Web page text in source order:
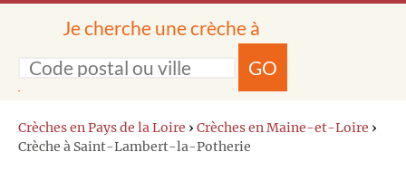
Je cherche une crèche à
GO
Crèches en Pays de la Loire › Crèches en Maine-et-Loire ›
Crèche à Saint-Lambert-la-Potherie